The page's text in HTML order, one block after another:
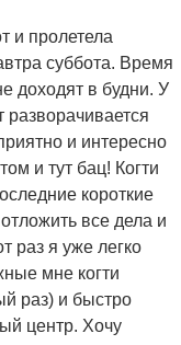
и пролетела
суббота. Время
доходят в будни. У
разворачивается
и интересно
и тут бац! Когти
короткие
все дела и
раз я уже легко
мне когти
раз) и быстро
центр. Хочу